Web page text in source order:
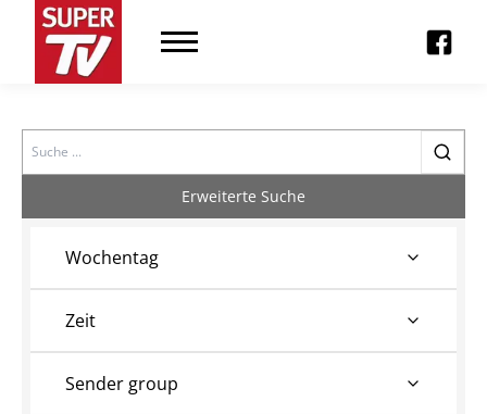
Search
Erweiterte Suche
Wochentag
Zeit
Sender group